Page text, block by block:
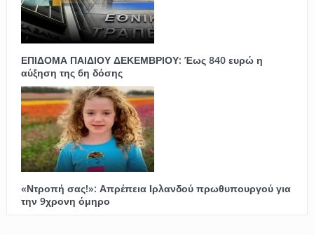
ΕΠΙΔΟΜΑ ΠΑΙΔΙΟΥ ΔΕΚΕΜΒΡΙΟΥ: Έως 840 ευρώ η
αύξηση της 6η δόσης
«Ντροπή σας!»: Απρέπεια Ιρλανδού πρωθυπουργού για
την 9χρονη όμηρο